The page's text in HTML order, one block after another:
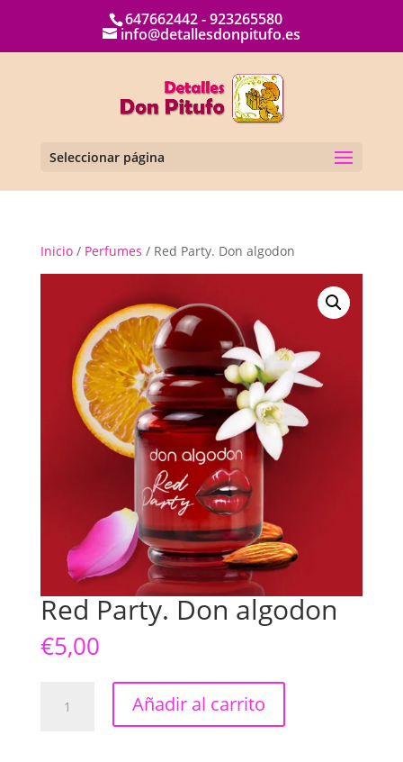
647662442 - 923265580
info@detallesdonpitufo.es
Seleccionar página
Inicio/ Perfumes / Red Party. Don algodon
Red Party. Don algodon
€5,00
Party.
Añadir al carrito